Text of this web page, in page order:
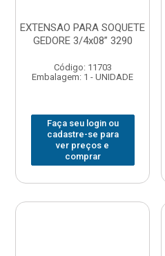
EXTENSAO PARA SOQUETE
GEDORE 3/4x08” 3290
Código: 11703
Embalagem: 1 - UNIDADE
Faça seu login ou
cadastre-se para
ver preços e
comprar